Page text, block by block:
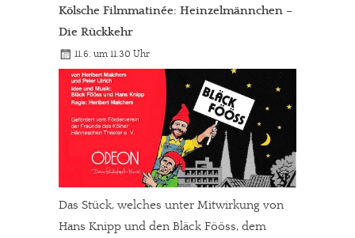
Kölsche Filmmatinée: Heinzelmännchen –
Die Rückkehr
11.6. um 11.30 Uhr
Das Stück, welches unter Mitwirkung von
Hans Knipp und den Bläck Fööss, dem